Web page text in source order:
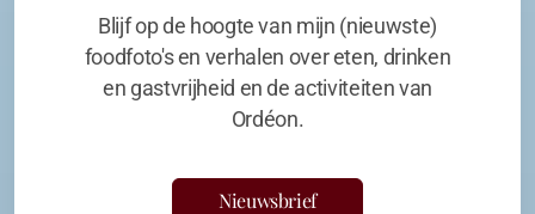
Blijf op de hoogte van mijn (nieuwste)
foodfoto's en verhalen over eten, drinken
en gastvrijheid en de activiteiten van
Ordéon.
Nieuwsbrief